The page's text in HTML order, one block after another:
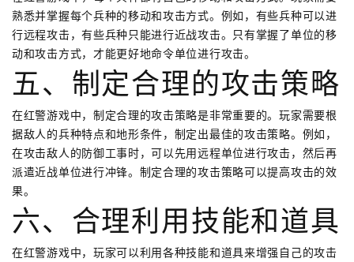
熟悉并掌握每个兵种的移动和攻击方式。例如，有些兵种可以进
行远程攻击，有些兵种只能进行近战攻击。只有掌握了单位的移
动和攻击方式，才能更好地命令单位进行攻击。
五、制定合理的攻击策略
在红警游戏中，制定合理的攻击策略是非常重要的。玩家需要根
据敌人的兵种特点和地形条件，制定出最佳的攻击策略。例如，
在攻击敌人的防御工事时，可以先用远程单位进行攻击，然后再
派遣近战单位进行冲锋。制定合理的攻击策略可以提高攻击的效
果。
六、合理利用技能和道具
在红警游戏中，玩家可以利用各种技能和道具来增强自己的攻击